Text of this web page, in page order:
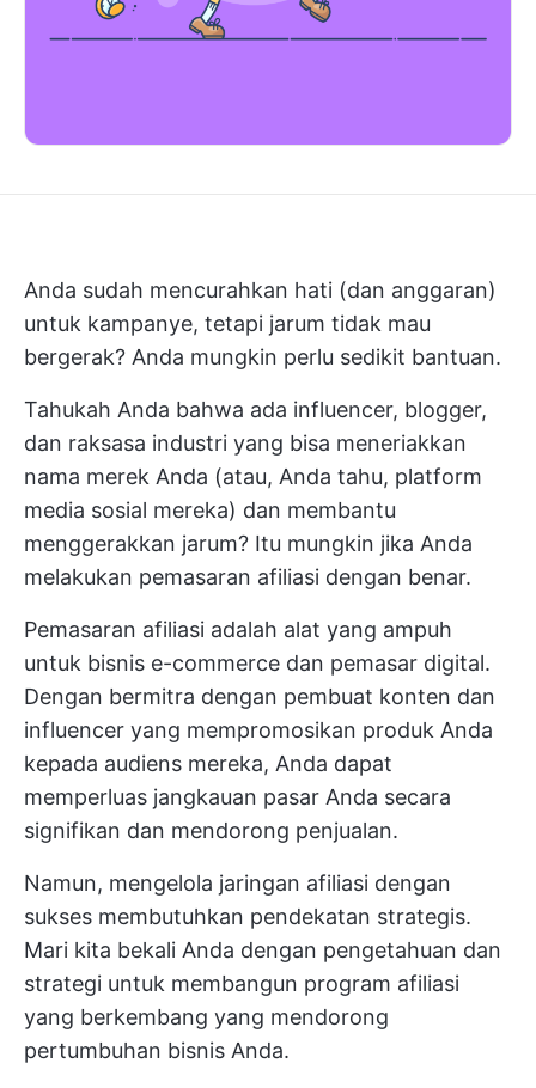
Anda sudah mencurahkan hati (dan anggaran)
untuk kampanye, tetapi jarum tidak mau
bergerak? Anda mungkin perlu sedikit bantuan.
Tahukah Anda bahwa ada influencer, blogger,
dan raksasa industri yang bisa meneriakkan
nama merek Anda (atau, Anda tahu, platform
media sosial mereka) dan membantu
menggerakkan jarum? Itu mungkin jika Anda
melakukan pemasaran afiliasi dengan benar.
Pemasaran afiliasi adalah alat yang ampuh
untuk bisnis e-commerce dan pemasar digital.
Dengan bermitra dengan pembuat konten dan
influencer yang mempromosikan produk Anda
kepada audiens mereka, Anda dapat
memperluas jangkauan pasar Anda secara
signifikan dan mendorong penjualan.
Namun, mengelola jaringan afiliasi dengan
sukses membutuhkan pendekatan strategis.
Mari kita bekali Anda dengan pengetahuan dan
strategi untuk membangun program afiliasi
yang berkembang yang mendorong
pertumbuhan bisnis Anda.